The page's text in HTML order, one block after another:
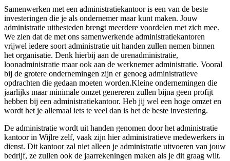
Samenwerken met een administratiekantoor is een van de beste
investeringen die je als ondernemer maar kunt maken. Jouw
administratie uitbesteden brengt meerdere voordelen met zich mee.
We zien dat de met ons samenwerkende administratiekantoren
vrijwel iedere soort administratie uit handen zullen nemen binnen
het organisatie. Denk hierbij aan de urenadministratie,
loonadministratie maar ook aan de werknemer administratie. Vooral
bij de grotere ondernemingen zijn er genoeg administratieve
opdrachten die gedaan moeten worden.Kleine ondernemingen die
jaarlijks maar minimale omzet genereren zullen bijna geen profijt
hebben bij een administratiekantoor. Heb jij wel een hoge omzet en
wordt het je allemaal iets te veel dan is het de beste investering.
De administratie wordt uit handen genomen door het administratie
kantoor in Wijlre zelf, vaak zijn hier administratieve medewerkers in
dienst. Dit kantoor zal niet alleen je administratie uitvoeren van jouw
bedrijf, ze zullen ook de jaarrekeningen maken als je dit graag wilt.